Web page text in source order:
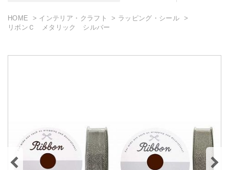
HOME インテリア・クラフト
ラッピング・シール
リボンＣ メタリック シルバー